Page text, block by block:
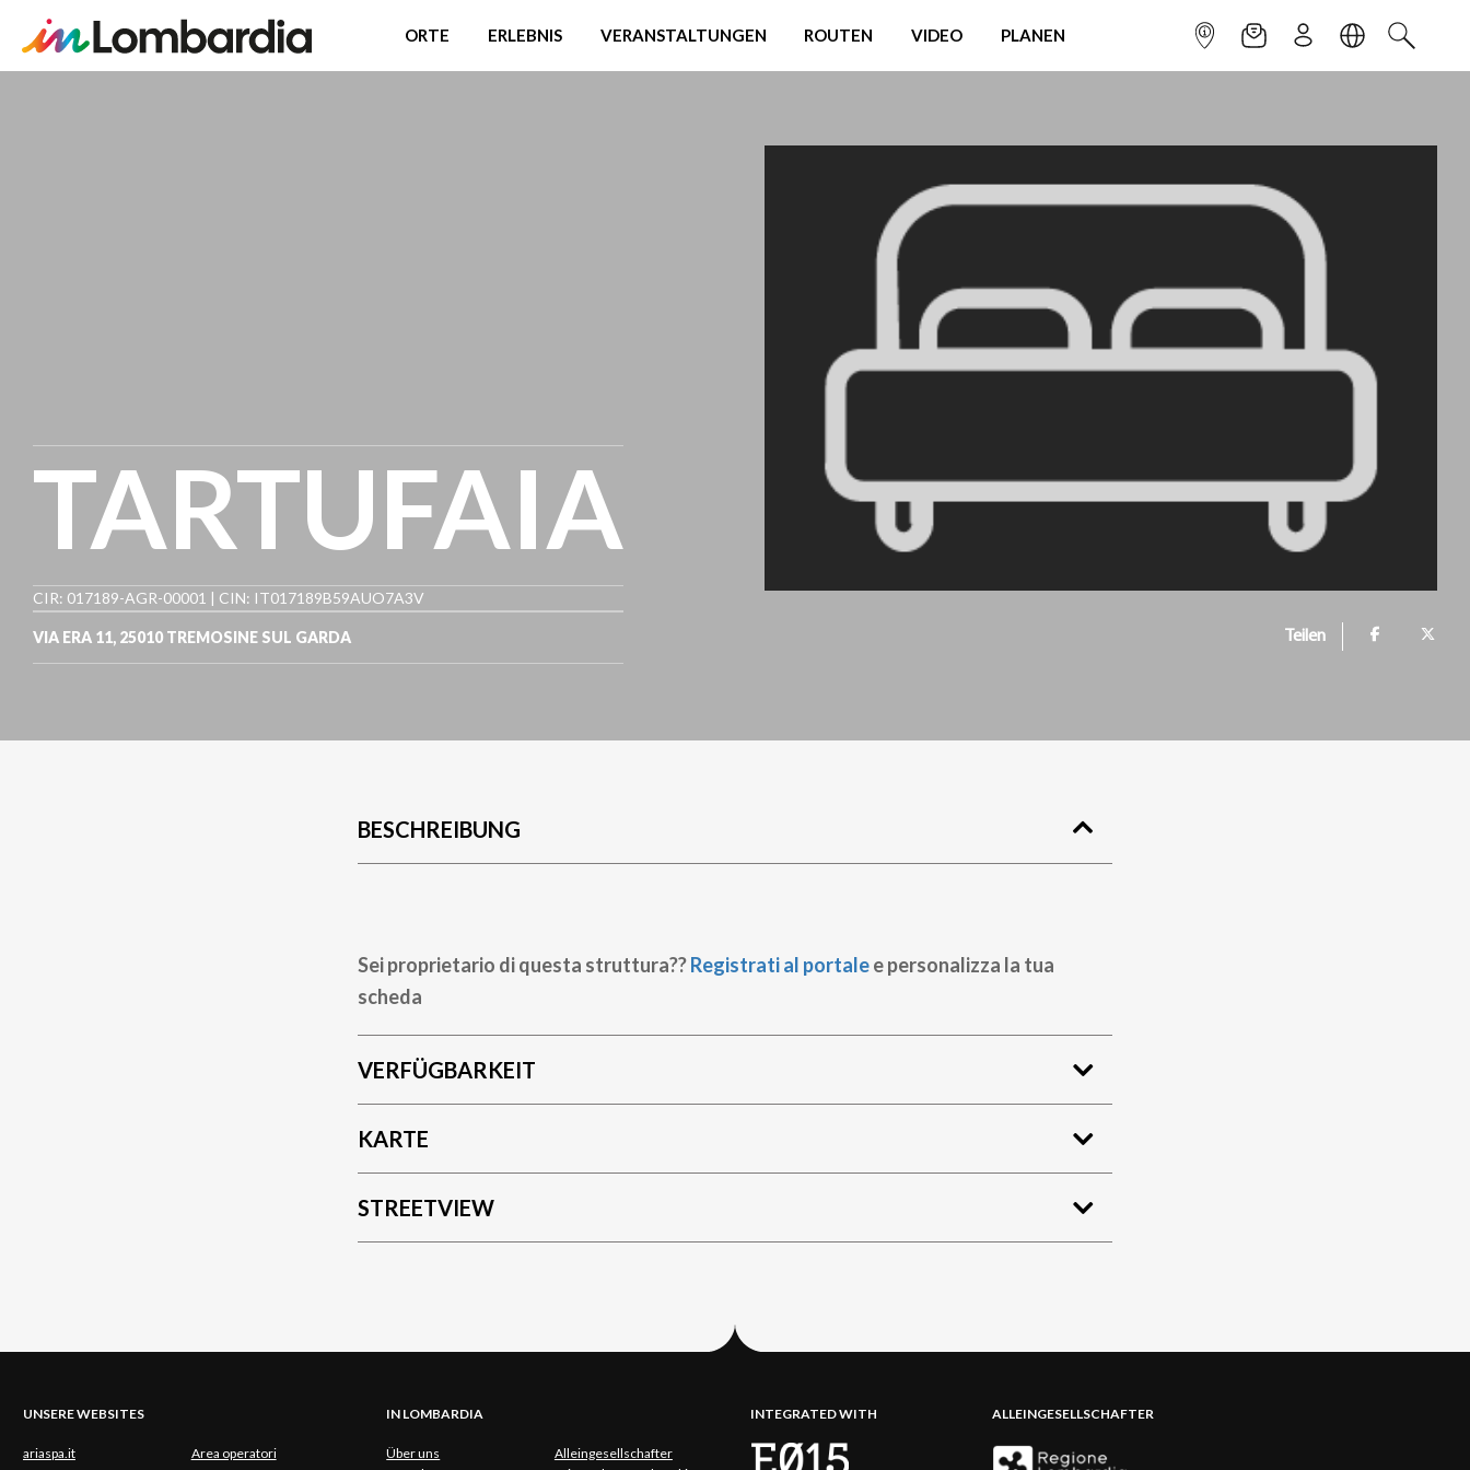
ORTE ERLEBNIS VERANSTALTUNGEN ROUTEN VIDEO PLANEN INFOPUNKTNEWSLETTER
ANMELDENSPRACHESUCHEN
TARTUFAIA
CIR: 017189-AGR-00001 | CIN: IT017189B59AUO7A3V
VIA ERA 11, 25010 TREMOSINE SUL GARDA Teilen
BESCHREIBUNG
Sei proprietario di questa struttura??Registrati al portalee personalizza la tua
scheda
VERFÜGBARKEIT
KARTE
STREETVIEW
UNSERE WEBSITES
ariaspa.it Area operatori
IN LOMBARDIA
Über uns
Alleingesellschafter
INTEGRATED WITH ALLEINGESELLSCHAFTER